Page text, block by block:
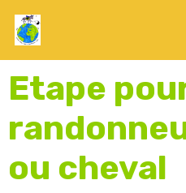
Etape
ou cheval